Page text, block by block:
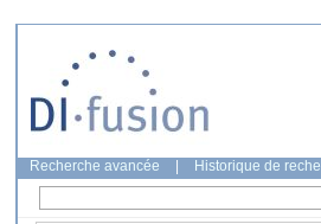
Recherche avancée Historique de